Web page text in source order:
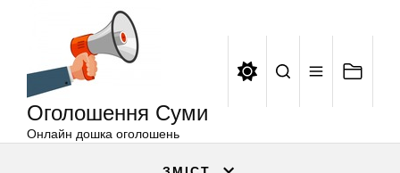
Оголошення Суми
Онлайн дошка оголошень